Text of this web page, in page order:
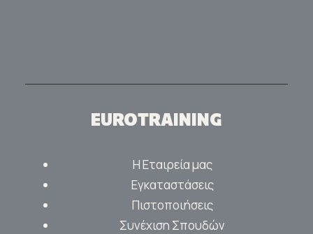
EUROTRAINING
Η Εταιρεία μας
Εγκαταστάσεις
Πιστοποιήσεις
Συνέχιση Σπουδών